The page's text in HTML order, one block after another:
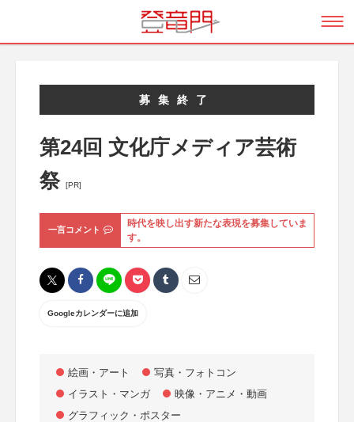
募集終了
第24回 文化庁メディア芸術
祭 [PR]
一言コメント
時代を映し出す新たな表現を募集していま
す。
Googleカレンダーに追加
絵画・アート
写真・フォトコン
イラスト・マンガ
映像・アニメ・動画
グラフィック・ポスター